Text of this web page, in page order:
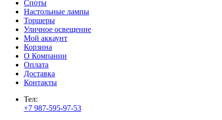
Споты
Настольные лампы
Торшеры
Уличное освещение
Мой аккаунт
Корзина
О Компании
Оплата
Доставка
Контакты
Тел:
+7 987-595-97-53